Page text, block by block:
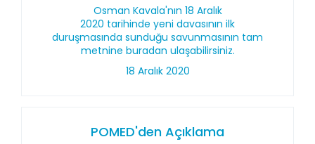
Osman Kavala'nın 18 Aralık
2020 tarihinde yeni davasının ilk
duruşmasında sunduğu savunmasının tam
metnine buradan ulaşabilirsiniz.
18 Aralık 2020
POMED'den Açıklama